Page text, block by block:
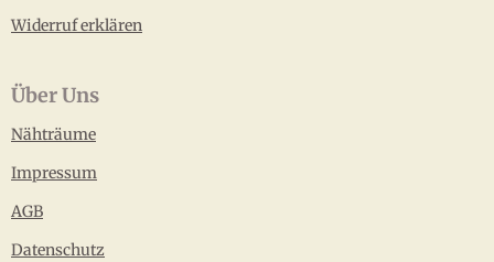
Widerruf erklären
Über Uns
Nähträume
Impressum
AGB
Datenschutz